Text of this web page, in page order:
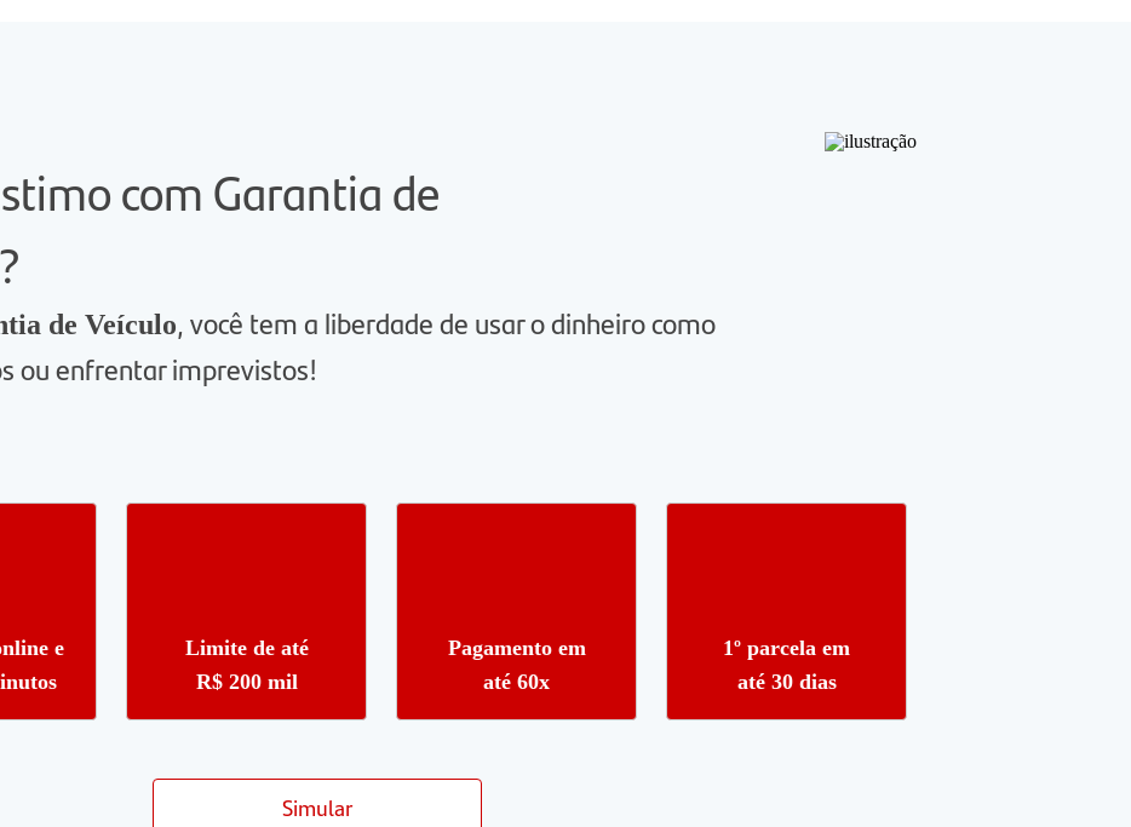
com Garantia de
de Veículo, você tem a liberdade de usar o dinheiro como
ou enfrentar imprevistos!
e
Limite de até
R$ 200 mil
Pagamento em
até 60x
1º parcela em
até 30 dias
Simular